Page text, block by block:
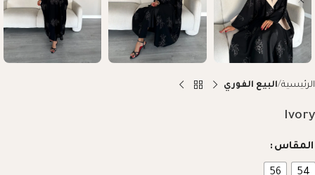
الرئيسية البيع الفوري
Ivory
المقاس